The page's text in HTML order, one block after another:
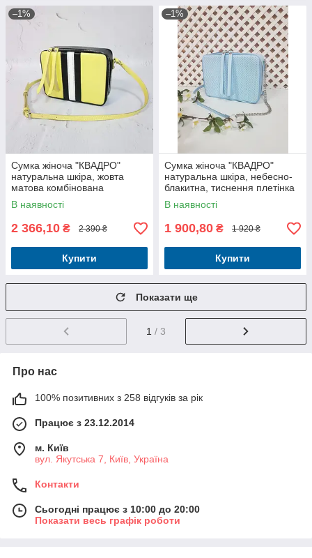
–1%
Сумка жіноча "КВАДРО"
натуральна шкіра, жовта
матова комбінована
В наявності
2 366,10 ₴ 2 390 ₴
Купити
–1%
Сумка жіноча "КВАДРО"
натуральна шкіра, небесно-
блакитна, тиснення плетінка
В наявності
1 900,80 ₴ 1 920 ₴
Купити
Показати ще
1 / 3
Про нас
100% позитивних з 258 відгуків за рік
Працює з 23.12.2014
м. Київ
вул. Якутська 7, Київ, Україна
Контакти
Сьогодні працює з 10:00 до 20:00
Показати весь графік роботи